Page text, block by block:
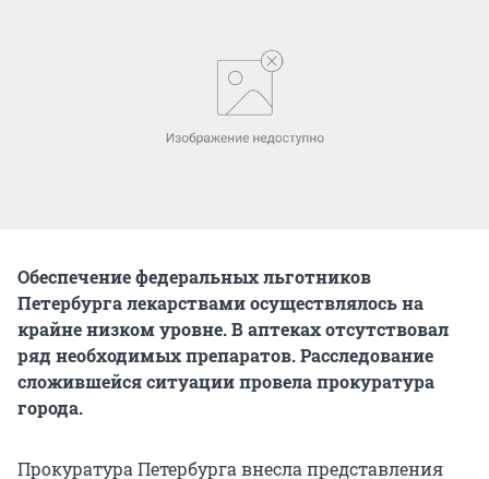
Обеспечение федеральных льготников
Петербурга лекарствами осуществлялось на
крайне низком уровне. В аптеках отсутствовал
ряд необходимых препаратов. Расследование
сложившейся ситуации провела прокуратура
города.
Прокуратура Петербурга внесла представления